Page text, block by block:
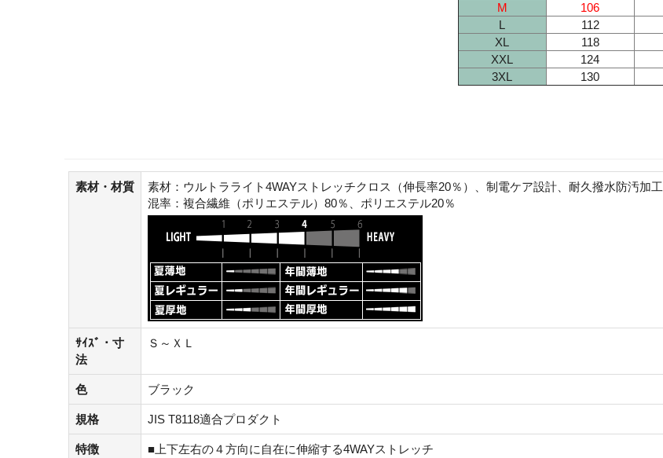
M
106
L
112
XL
118
XXL
124
3XL
130
素材・材質
素材：ウルトラライト4WAYストレッチクロス（伸長率20％）、制電ケア設計、耐久撥水防汚加工
混率：複合繊維（ポリエステル）80％、ポリエステル20％
ｻｲｽﾞ・寸
法
Ｓ～ＸＬ
色 ブラック
規格 JIS T8118適合プロダクト
特徴
■上下左右の４方向に自在に伸縮する4WAYストレッチ